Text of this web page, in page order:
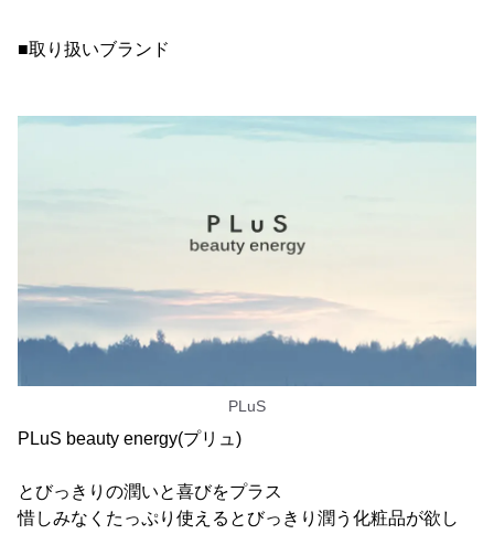
■取り扱いブランド
PLuS
PLuS beauty energy(プリュ)
とびっきりの潤いと喜びをプラス
惜しみなくたっぷり使えるとびっきり潤う化粧品が欲し